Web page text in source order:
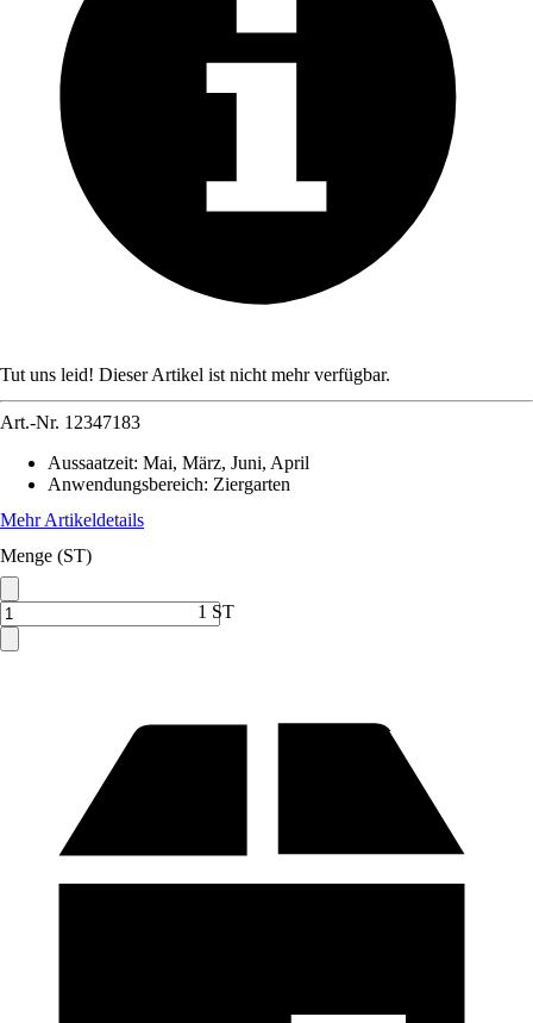
Tut uns leid! Dieser Artikel ist nicht mehr verfügbar.
Art.-Nr. 12347183
Aussaatzeit: Mai, März, Juni, April
Anwendungsbereich: Ziergarten
Mehr Artikeldetails
Menge (ST)
1 ST